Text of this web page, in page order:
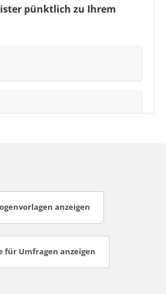
anzeigen
für Umfragen anzeigen